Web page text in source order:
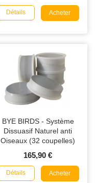
Détails Acheter
BYE BIRDS - Système
Dissuasif Naturel anti
Oiseaux (32 coupelles)
165,90 €
Détails Acheter